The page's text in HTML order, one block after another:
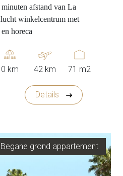
afstand van La
winkelcentrum met
horeca
0 km 42 km 71 m2
Details
Begane grond appartement